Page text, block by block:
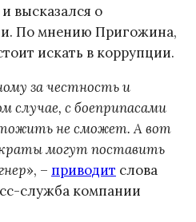
высказался о
По мнению Пригожина,
искать в коррупции.
за честность и
случае, с боеприпасами
не сможет. А вот
могут поставить
», – приводит слова
служба компании